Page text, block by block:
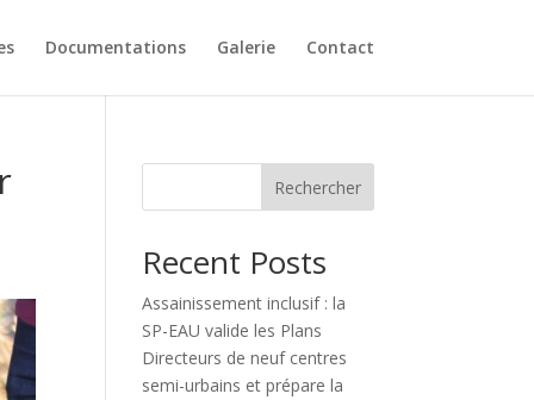
Documentations Galerie Contact
Rechercher
Recent Posts
Assainissement inclusif : la
SP-EAU valide les Plans
Directeurs de neuf centres
semi-urbains et prépare la